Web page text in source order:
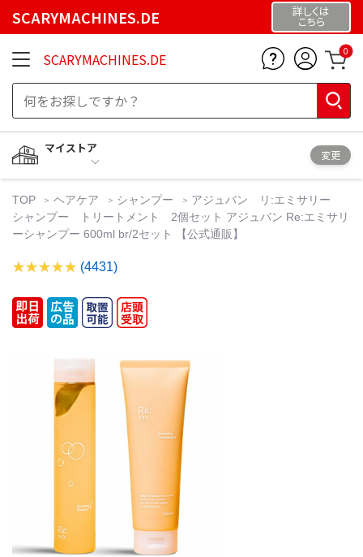
SCARYMACHINES.DE 詳しくは
こちら
SCARYMACHINES.DE 0
マイストア
変更
TOP ヘアケア シャンプー
アジュバン リ:エミサリー
シャンプー トリートメント 2個セット アジュバン Re:エミサリ
ーシャンプー 600ml br/2セット 【公式通販】
(4431)